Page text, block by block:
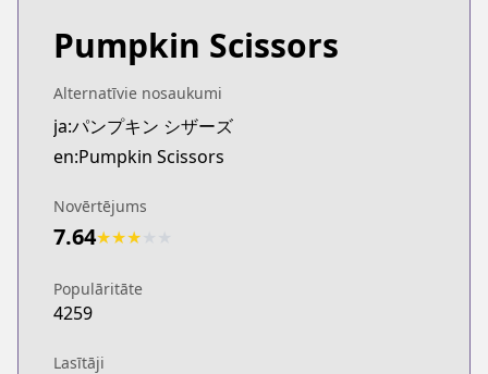
Pumpkin Scissors
Alternatīvie nosaukumi
ja:パンプキン シザーズ
en:Pumpkin Scissors
Novērtējums
7.64★★★
Populāritāte
4259
Lasītāji